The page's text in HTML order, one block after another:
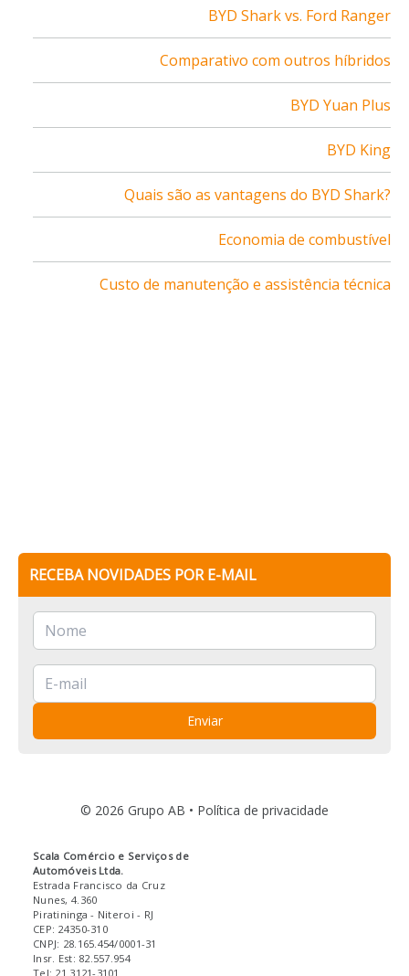
BYD Shark vs. Ford Ranger
Comparativo com outros híbridos
BYD Yuan Plus
BYD King
Quais são as vantagens do BYD Shark?
Economia de combustível
Custo de manutenção e assistência técnica
RECEBA NOVIDADES POR E-MAIL
Enviar
© 2026 Grupo AB • Política de privacidade
Scala Comércio e Serviços de
Automóveis Ltda.
Estrada Francisco da Cruz
Nunes, 4.360
Piratininga - Niteroi - RJ
CEP: 24350-310
CNPJ: 28.165.454/0001-31
Insr. Est: 82.557.954
Tel: 21 3121-3101